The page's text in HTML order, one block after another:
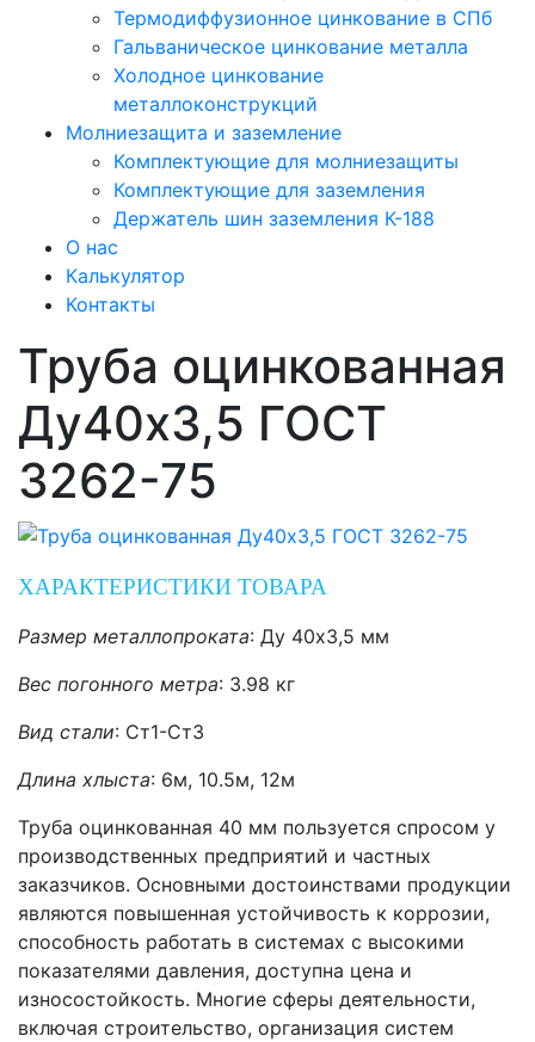
Термодиффузионное цинкование в СПб
Гальваническое цинкование металла
Холодное цинкование
металлоконструкций
Молниезащита и заземление
Комплектующие для молниезащиты
Комплектующие для заземления
Держатель шин заземления К-188
О нас
Калькулятор
Контакты
Труба оцинкованная
Ду40х3,5 ГОСТ
3262-75
ХАРАКТЕРИСТИКИ ТОВАРА
Размер металлопроката: Ду 40х3,5 мм
Вес погонного метра: 3.98 кг
Вид стали: Ст1-Ст3
Длина хлыста: 6м, 10.5м, 12м
Труба оцинкованная 40 мм пользуется спросом у
производственных предприятий и частных
заказчиков. Основными достоинствами продукции
являются повышенная устойчивость к коррозии,
способность работать в системах с высокими
показателями давления, доступна цена и
износостойкость. Многие сферы деятельности,
включая строительство, организация систем